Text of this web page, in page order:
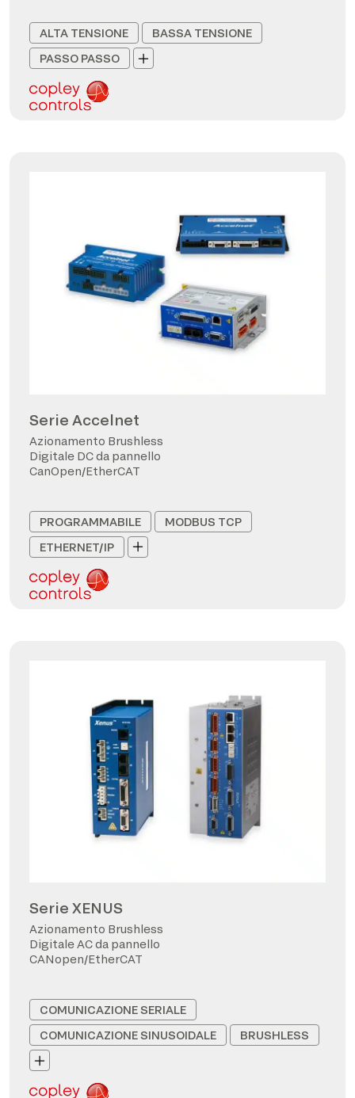
ALTA TENSIONE
BASSA TENSIONE
PASSO PASSO
Serie Accelnet
Azionamento Brushless
Digitale DC da pannello
CanOpen/EtherCAT
PROGRAMMABILE
MODBUS TCP
ETHERNET/IP
Serie XENUS
Azionamento Brushless
Digitale AC da pannello
CANopen/EtherCAT
COMUNICAZIONE SERIALE
COMUNICAZIONE SINUSOIDALE
BRUSHLESS